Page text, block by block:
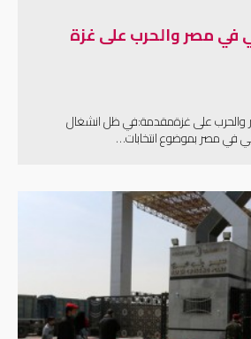
في مصر والحرب على غزة
والحرب على غزةمقدمة:في ظل انشغال
في مصر بموضوع انتخابات…